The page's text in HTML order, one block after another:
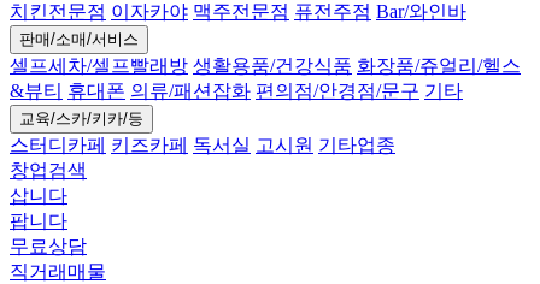
치킨전문점 이자카야 맥주전문점 퓨전주점 Bar/와인바
판매/소매/서비스
셀프세차/셀프빨래방 생활용품/건강식품 화장품/쥬얼리/헬스
&뷰티 휴대폰 의류/패션잡화 편의점/안경점/문구 기타
교육/스카/키카/등
스터디카페 키즈카페 독서실 고시원 기타업종
창업검색
삽니다
팝니다
무료상담
직거래매물